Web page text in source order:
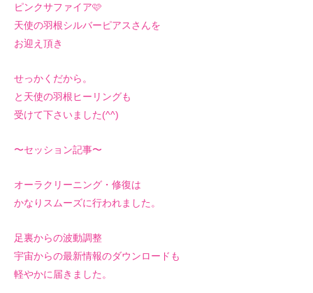
ピンクサファイア🩷
天使の羽根シルバーピアスさんを
お迎え頂き
せっかくだから。
と天使の羽根ヒーリングも
受けて下さいました(^^)
〜セッション記事〜
オーラクリーニング・修復は
かなりスムーズに行われました。
足裏からの波動調整
宇宙からの最新情報のダウンロードも
軽やかに届きました。